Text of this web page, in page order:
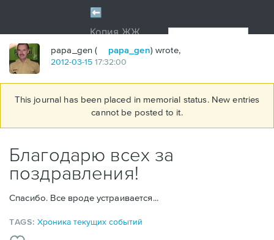
papa_gen ( papa_gen) wrote,
2012-03-15 17:32:00
This journal has been placed in memorial status. New entries
cannot be posted to it.
Благодарю всех за
поздравления!
Спасибо. Все вроде устраивается...
TAGS:Хроника текущих событий